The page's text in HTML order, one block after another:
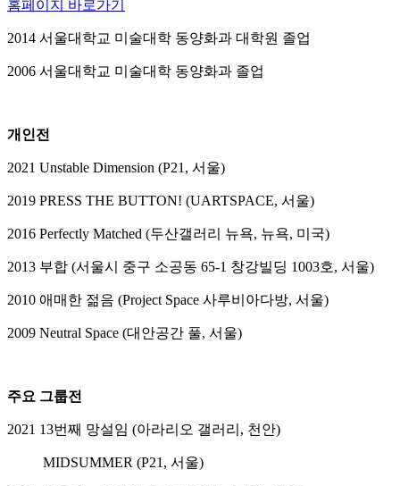
홈페이지 바로가기
2014 서울대학교 미술대학 동양화과 대학원 졸업
2006 서울대학교 미술대학 동양화과 졸업
개인전
2021 Unstable Dimension (P21, 서울)
2019 PRESS THE BUTTON! (UARTSPACE, 서울)
2016 Perfectly Matched (두산갤러리 뉴욕, 뉴욕, 미국)
2013 부합 (서울시 중구 소공동 65-1 창강빌딩 1003호, 서울)
2010 애매한 젊음 (Project Space 사루비아다방, 서울)
2009 Neutral Space (대안공간 풀, 서울)
주요 그룹전
2021 13번째 망설임 (아라리오 갤러리, 천안)
MIDSUMMER (P21, 서울)